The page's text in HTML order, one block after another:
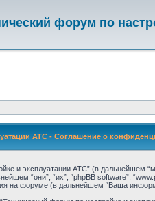
форум по
АТС - Соглашение о
и эксплуатации АТС” (в дальнейшем
“они”, “их”, “phpBB software”,
на форуме (в дальнейшем “Ваша